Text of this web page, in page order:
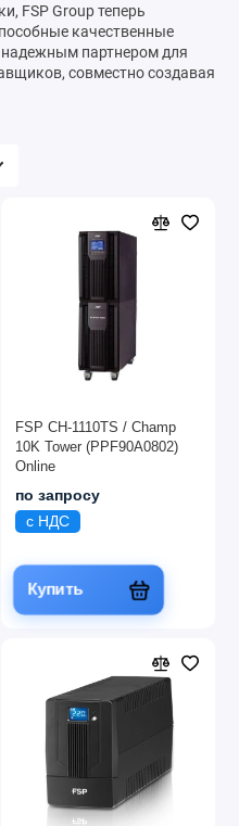
FSP Group теперь
качественные
партнером для
совместно создавая
FSP CH-1110TS / Champ
10K Tower (PPF90A0802)
Online
по запросу
с НДС
Купить